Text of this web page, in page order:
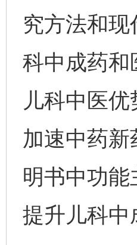
究方法和
科中成药和
儿科中医
加速中药
明书中功
提升儿科中